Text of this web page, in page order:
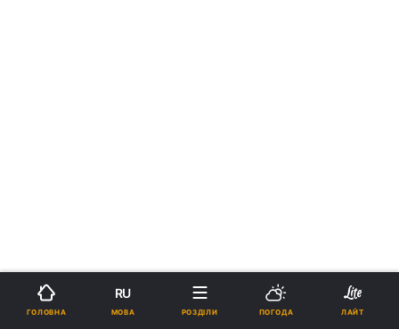
ГОЛОВНА
RU
МОВА РОЗДІЛИ ПОГОДА ЛАЙТ